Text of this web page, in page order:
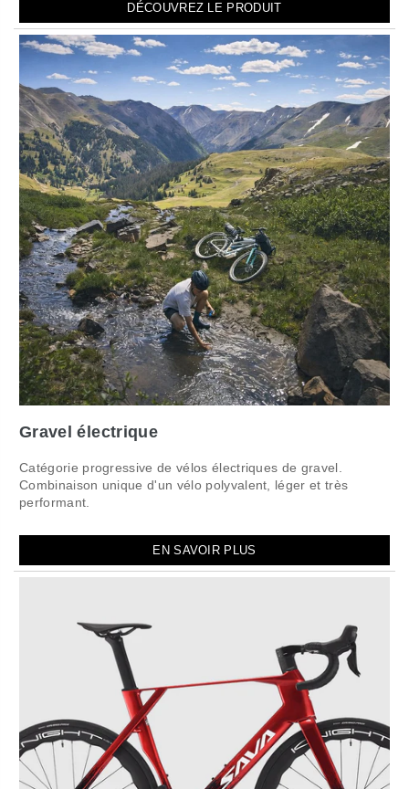
DÉCOUVREZ LE PRODUIT
Gravel électrique
Catégorie progressive de vélos électriques de gravel.
Combinaison unique d'un vélo polyvalent, léger et très
performant.
EN SAVOIR PLUS